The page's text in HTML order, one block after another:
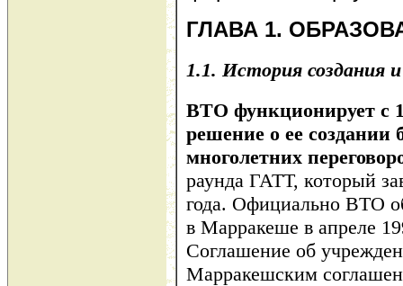
ГЛАВА 1.
1.1. История создания
ВТО функционирует с
решение о ее
многолетних
раунда ГАТТ, который
года. Официально ВТО
в Марракеше в апреле
Соглашение об
Марракешским